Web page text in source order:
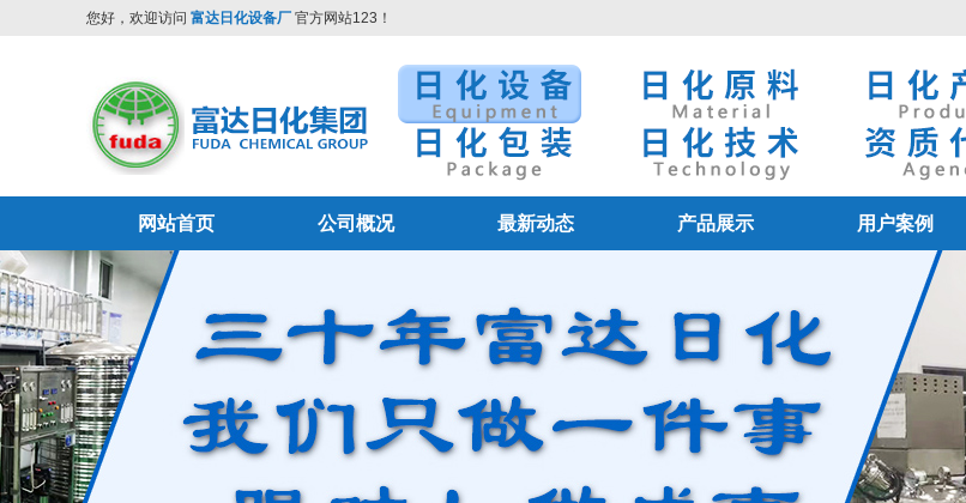
您好，欢迎访问 富达日化设备厂 官方网站123！
网站首页 公司概况 最新动态 产品展示 用户案例